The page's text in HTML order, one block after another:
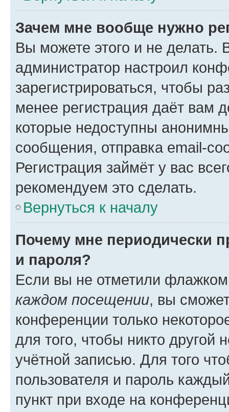
Зачем мне вообще нужно
Вы можете этого и не делать.
администратор настроил
зарегистрироваться, чтобы
менее регистрация даёт вам
которые недоступны
сообщения, отправка email-
Регистрация займёт у вас
рекомендуем это сделать.
Вернуться к началу
Почему мне периодически
и пароля?
Если вы не отметили
каждом посещении, вы
конференции только
для того, чтобы никто другой
учётной записью. Для того
пользователя и пароль
пункт при входе на